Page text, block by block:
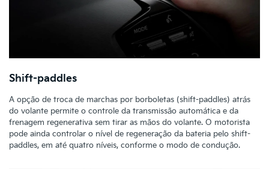
Shift-paddles
A opção de troca de marchas por borboletas (shift-paddles) atrás
do volante permite o controle da transmissão automática e da
frenagem regenerativa sem tirar as mãos do volante. O motorista
pode ainda controlar o nível de regeneração da bateria pelo shift-
paddles, em até quatro níveis, conforme o modo de condução.